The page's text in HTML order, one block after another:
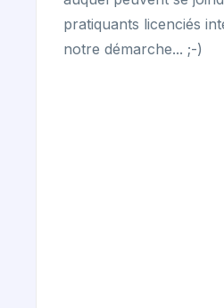
pratiquants licenciés
notre démarche... ;-)